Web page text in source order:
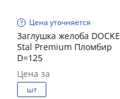
Цена уточняется
Заглушка желоба DOCKE
Stal Premium Пломбир
D=125
Цена за
шт